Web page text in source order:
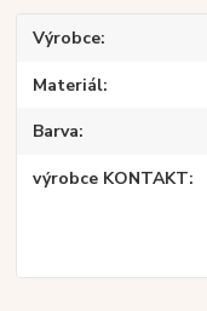
Výrobce
Materiál
Barva
výrobce KONTAKT